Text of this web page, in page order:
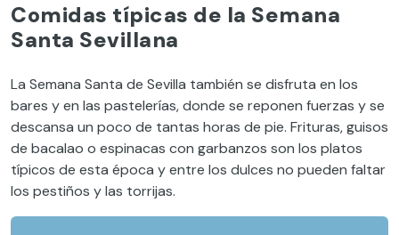
Comidas típicas de la Semana
Santa Sevillana
La Semana Santa de Sevilla también se disfruta en los
bares y en las pastelerías,donde se reponen fuerzas y se
descansa un poco de tantas horas de pie. Frituras, guisos
de bacalao o espinacas con garbanzos son los platos
típicos de esta época y entre los dulces no pueden faltar
los pestiños y las torrijas.